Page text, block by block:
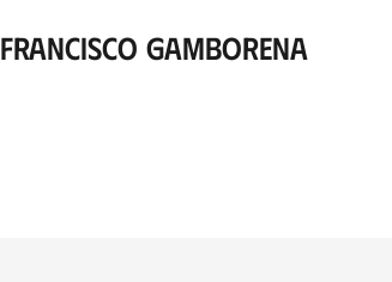
Francisco Gamborena